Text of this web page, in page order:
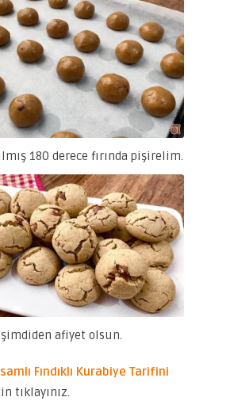
180 derece fırında pişirelim.
afiyet olsun.
Fındıklı Kurabiye Tarifini
tıklayınız.